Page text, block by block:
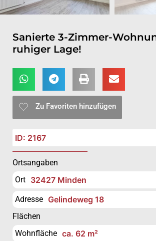
Sanierte 3-Zimmer-
ruhiger Lage!
Zu Favoriten hinzufügen
ID: 2167
Ortsangaben
Ort 32427 Minden
Adresse Gelindeweg 18
Flächen
Wohnfläche ca. 62 m²